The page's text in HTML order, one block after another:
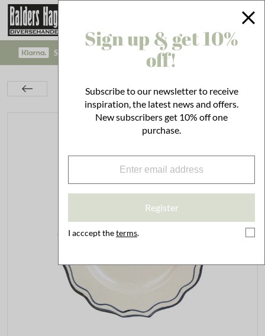
SAFE PAYMENT WITH KLARNA CHECKOUT!
Small Plate Esther Wildflower Blue
Sign up & get 10%
off!
Subscribe to our newsletter to receive
inspiration, the latest news and offers.
New subscribers get 10% off one
purchase.
Register
I acccept theterms.